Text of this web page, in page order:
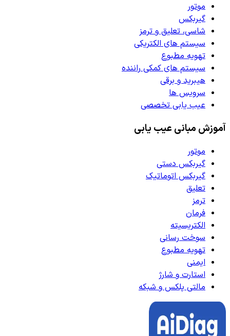
موتور
گیربکس
شاسی، تعلیق و ترمز
سیستم های الکتریکی
تهویه مطبوع
سیستم های کمکی راننده
هیبرید و برقی
سرویس ها
عیب یابی تخصصی
آموزش مبانی عیب یابی
موتور
گیربکس دستی
گیربکس اتوماتیک
تعلیق
ترمز
فرمان
الکتریسیته
سوخت رسانی
تهویه مطبوع
ایمنی
استارت و شارژ
مالتی پلکس و شبکه